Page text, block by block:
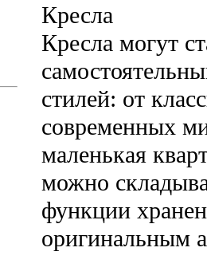
Кресла
Кресла могут
стилей: от
современных
маленькая
можно
функции
оригинальным